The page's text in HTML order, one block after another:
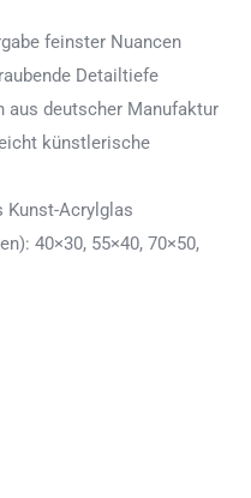
feinster Nuancen
Detailtiefe
aus deutscher Manufaktur
künstlerische
Kunst-Acrylglas
40×30, 55×40, 70×50,